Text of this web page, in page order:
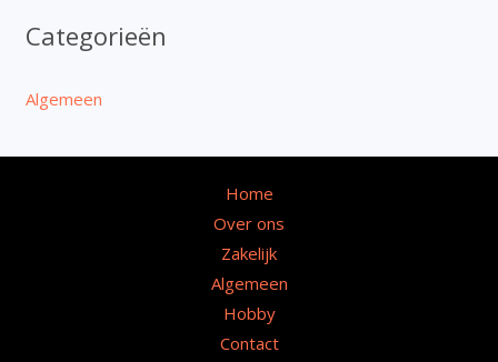
Categorieën
Algemeen
Home
Over ons
Zakelijk
Algemeen
Hobby
Contact